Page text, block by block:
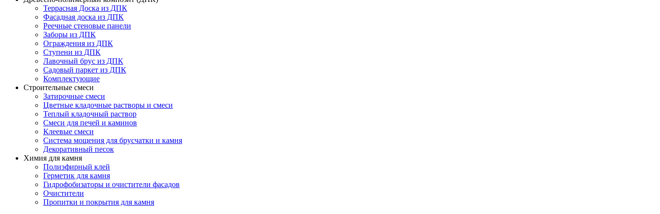
Террасная Доска из ДПК
Фасадная доска из ДПК
Реечные стеновые панели
Заборы из ДПК
Ограждения из ДПК
Ступени из ДПК
Лавочный брус из ДПК
Садовый паркет из ДПК
Комплектующие
Строительные смеси
Затирочные смеси
Цветные кладочные растворы и смеси
Теплый кладочный раствор
Смеси для печей и каминов
Клеевые смеси
Система мощения для брусчатки и камня
Декоративный песок
Химия для камня
Полиэфирный клей
Герметик для камня
Гидрофобизаторы и очистители фасадов
Очистители
Пропитки и покрытия для камня